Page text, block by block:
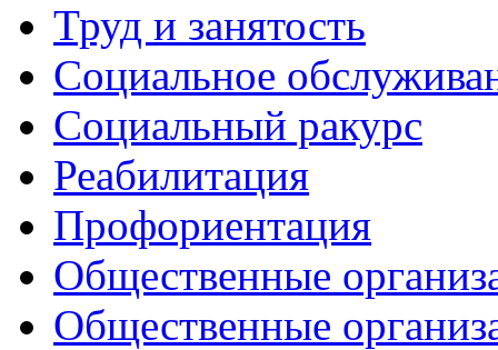
Труд и занятость
Социальное
Социальный ракурс
Реабилитация
Профориентация
Общественные
Общественные